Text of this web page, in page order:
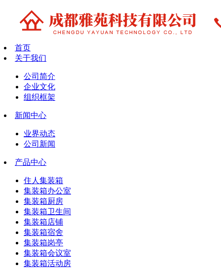
首页
关于我们
公司简介
企业文化
组织框架
新闻中心
业界动态
公司新闻
产品中心
住人集装箱
集装箱办公室
集装箱厨房
集装箱卫生间
集装箱店铺
集装箱宿舍
集装箱岗亭
集装箱会议室
集装箱活动房